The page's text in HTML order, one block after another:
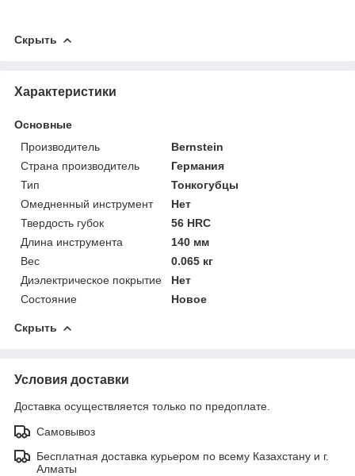
Скрыть
Характеристики
Основные
Производитель
Bernstein
Страна производитель
Германия
Тип
Тонкогубцы
Омедненный инструмент
Нет
Твердость губок
56 HRC
Длина инструмента
140 мм
Вес
0.065 кг
Диэлектрическое покрытие
Нет
Состояние
Новое
Скрыть
Условия доставки
Доставка осуществляется только по предоплате.
Самовывоз
Бесплатная доставка курьером по всему Казахстану и г.
Алматы